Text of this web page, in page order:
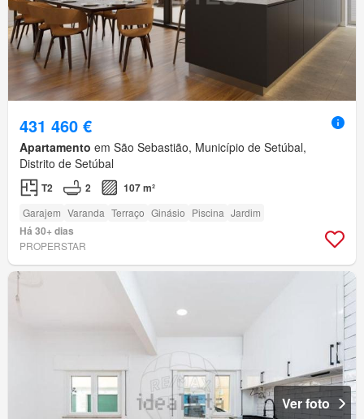
431 460 €
Apartamento em São Sebastião, Município de Setúbal,
Distrito de Setúbal
T2 2 107 m²
Garajem Varanda Terraço Ginásio Piscina Jardim
Há 30+ dias
PROPERSTAR
Ver foto